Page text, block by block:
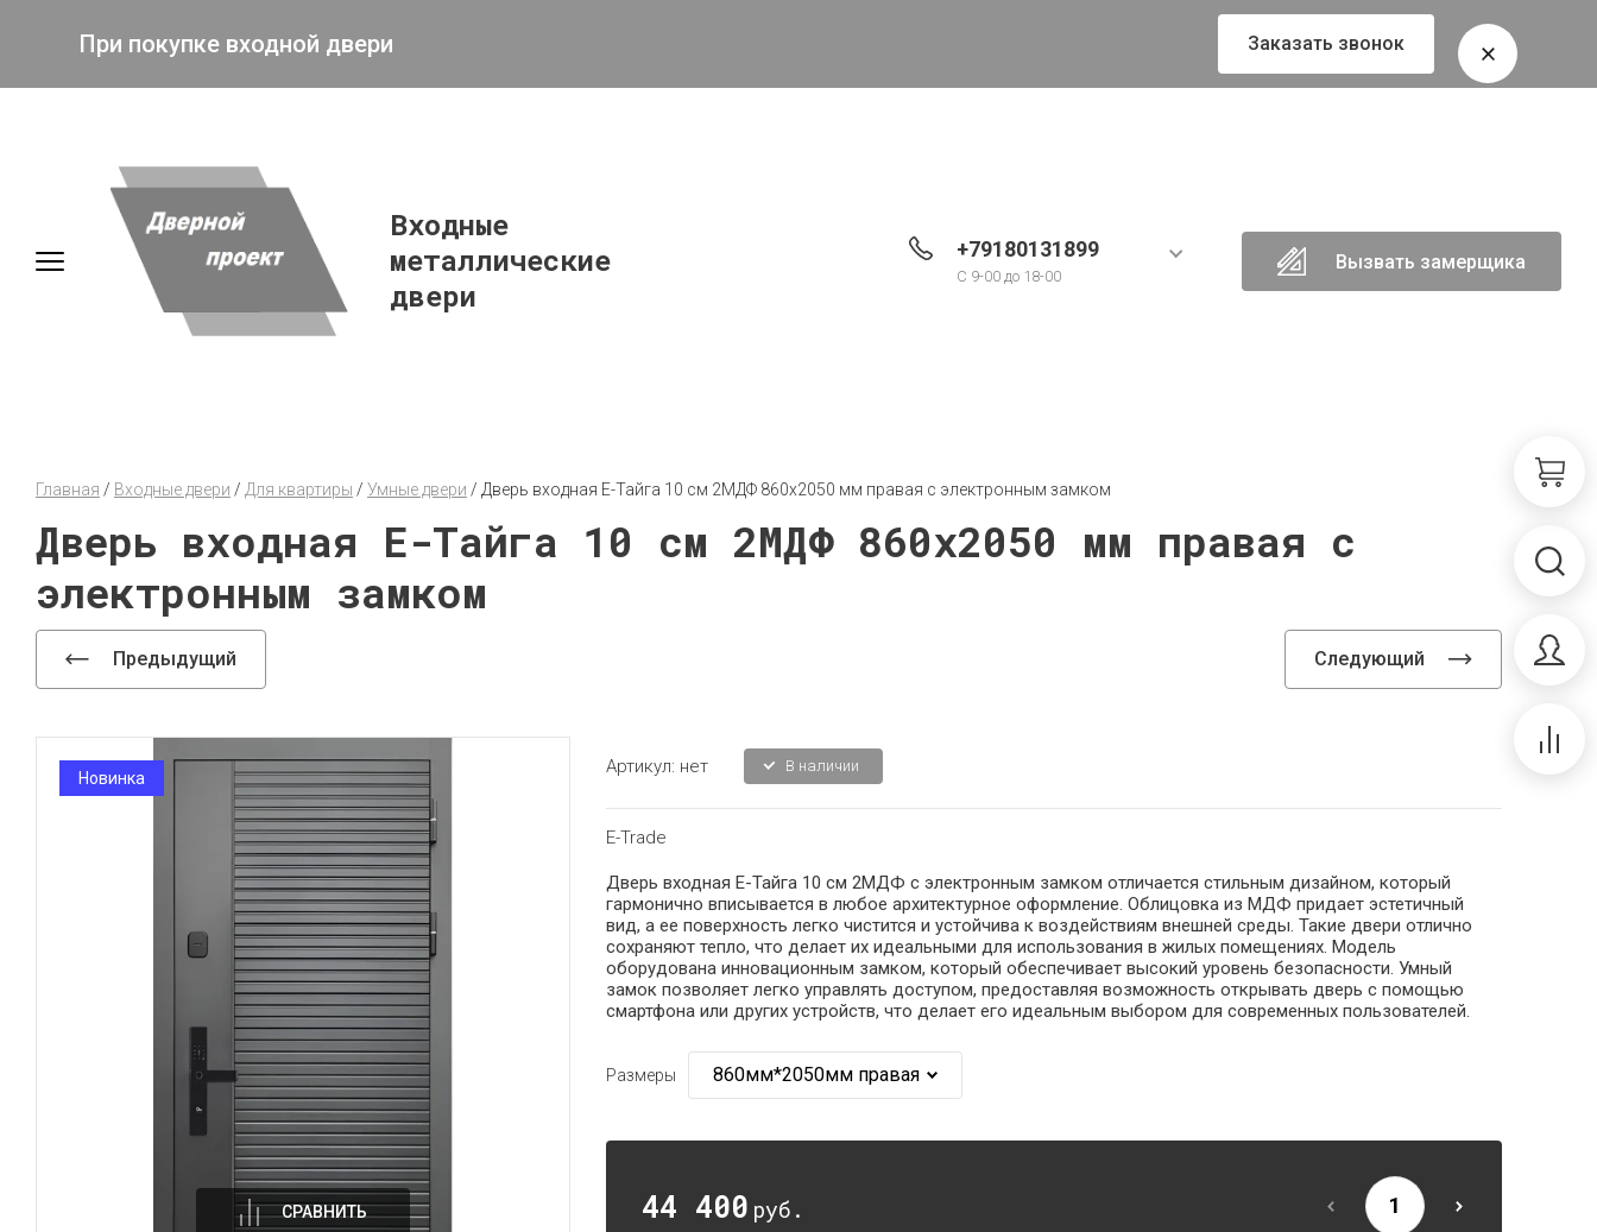
При покупке входной двери Заказать звонок
Входные
металлические
двери
+79180131899
С 9-00 до 18-00
Вызвать замерщика
Главная / Входные двери / Для квартиры / Умные двери / Дверь входная Е-Тайга 10 см 2МДФ 860x2050 мм правая с электронным замком
Дверь входная Е-Тайга 10 см 2МДФ 860x2050 мм правая с
электронным замком
Предыдущий Следующий
Новинка
СРАВНИТЬ
Артикул: нет В наличии
Е-Trade
Дверь входная Е-Тайга 10 см 2МДФ с электронным замком отличается стильным дизайном, который
гармонично вписывается в любое архитектурное оформление. Облицовка из МДФ придает эстетичный
вид, а ее поверхность легко чистится и устойчива к воздействиям внешней среды. Такие двери отлично
сохраняют тепло, что делает их идеальными для использования в жилых помещениях. Модель
оборудована инновационным замком, который обеспечивает высокий уровень безопасности. Умный
замок позволяет легко управлять доступом, предоставляя возможность открывать дверь с помощью
смартфона или других устройств, что делает его идеальным выбором для современных пользователей.
Размеры
44 400 руб.